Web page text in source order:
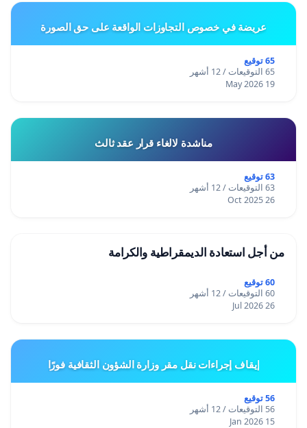
عريضة في خصوص التجاوزات الواقعة على حق الصورة
65 توقيع
65 التوقيعات / 12 أشهر
19 May 2026
مناشدة لالغاء قرار عقد ثالث
63 توقيع
63 التوقيعات / 12 أشهر
26 Oct 2025
من أجل استعادة الديمقراطية والكرامة
60 توقيع
60 التوقيعات / 12 أشهر
26 Jul 2026
إيقاف إجراءات نقل مقر وزارة الشؤون الثقافية فورًا
56 توقيع
56 التوقيعات / 12 أشهر
15 Jan 2026